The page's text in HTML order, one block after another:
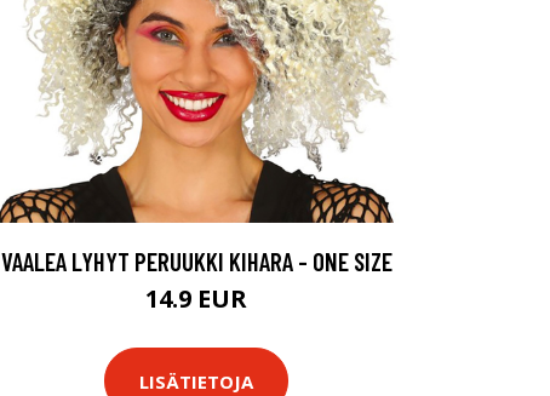
VAALEA LYHYT PERUUKKI KIHARA - ONE SIZE
14.9 EUR
LISÄTIETOJA